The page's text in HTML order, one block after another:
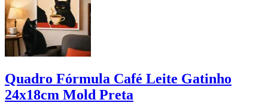
Quadro Fórmula Café Leite Gatinho
24x18cm Mold Preta